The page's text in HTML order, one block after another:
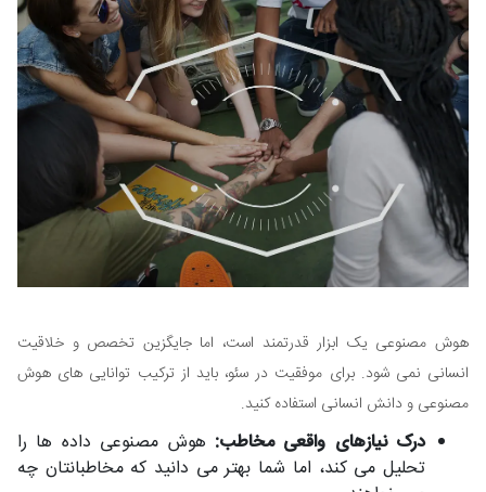
هوش مصنوعی یک ابزار قدرتمند است، اما جایگزین تخصص و خلاقیت
انسانی نمی شود. برای موفقیت در سئو، باید از ترکیب توانایی های هوش
مصنوعی و دانش انسانی استفاده کنید.
درک نیازهای واقعی مخاطب: هوش مصنوعی داده ها را
تحلیل می کند، اما شما بهتر می دانید که مخاطبانتان چه